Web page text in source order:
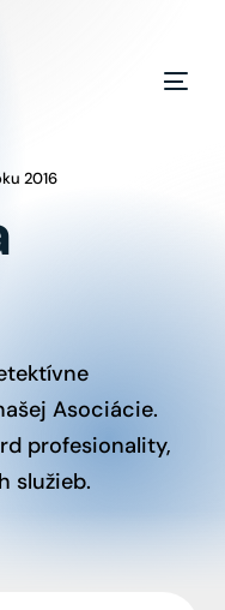
2016
Asociácie.
profesionality,
služieb.